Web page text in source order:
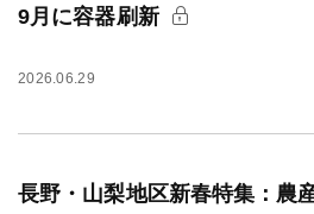
9月に容器刷新
2026.06.29
長野・山梨地区新春特集：農